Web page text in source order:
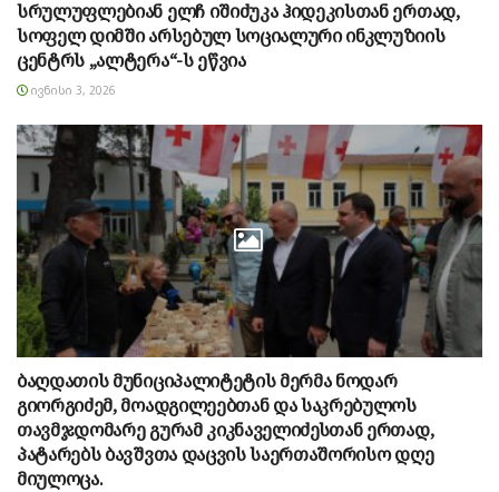
სრულუფლებიან ელჩ იშიძუკა ჰიდეკისთან ერთად,
სოფელ დიმში არსებულ სოციალური ინკლუზიის
ცენტრს „ალტერა“-ს ეწვია
ᲘᲕᲜᲘᲡᲘ 3, 2026
ბაღდათის მუნიციპალიტეტის მერმა ნოდარ
გიორგიძემ, მოადგილეებთან და საკრებულოს
თავმჯდომარე გურამ კიკნაველიძესთან ერთად,
პატარებს ბავშვთა დაცვის საერთაშორისო დღე
მიულოცა.